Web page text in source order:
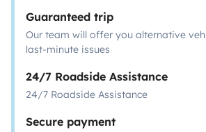
Guaranteed trip
Our team will offer you alternative
last-minute issues
24/7 Roadside Assistance
24/7 Roadside Assistance
Secure payment